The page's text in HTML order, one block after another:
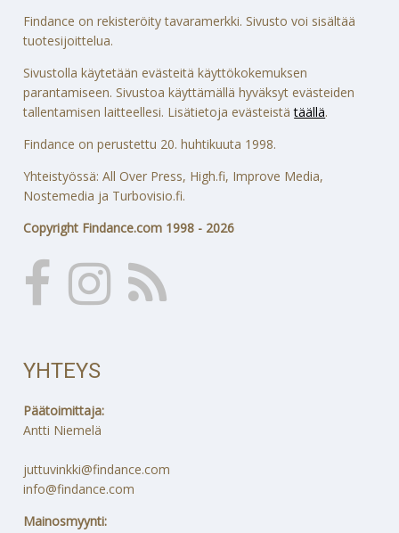
Findance on rekisteröity tavaramerkki. Sivusto voi sisältää
tuotesijoittelua.
Sivustolla käytetään evästeitä käyttökokemuksen
parantamiseen. Sivustoa käyttämällä hyväksyt evästeiden
tallentamisen laitteellesi. Lisätietoja evästeistätäällä.
Findance on perustettu 20. huhtikuuta 1998.
Yhteistyössä: All Over Press, High.fi, Improve Media,
Nostemedia ja Turbovisio.fi.
Copyright Findance.com 1998 - 2026
YHTEYS
Päätoimittaja:
Antti Niemelä
juttuvinkki@findance.com
info@findance.com
Mainosmyynti: